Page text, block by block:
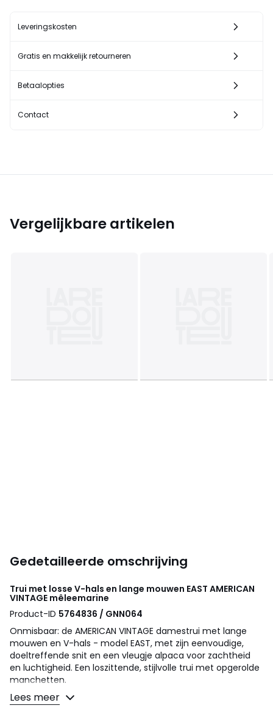
Leveringskosten
Gratis en makkelijk retourneren
Betaalopties
Contact
Vergelijkbare artikelen
Gedetailleerde omschrijving
Trui met losse V-hals en lange mouwen EAST AMERICAN
VINTAGE mêleemarine
Product-ID 5764836 / GNN064
Onmisbaar: de AMERICAN VINTAGE damestrui met lange
mouwen en V-hals - model EAST, met zijn eenvoudige,
doeltreffende snit en een vleugje alpaca voor zachtheid
en luchtigheid. Een loszittende, stijlvolle trui met opgerolde
manchetten.
Details
Lees meer